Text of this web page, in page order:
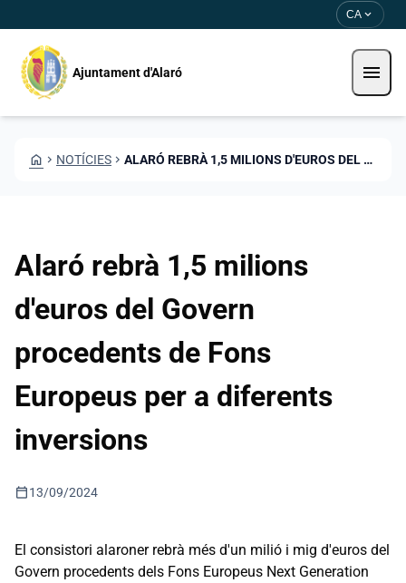
CA expand_more
Ajuntament d'Alaró menu
HOME CHEVRON_RIGHT NOTÍCIES CHEVRON_RIGHT ALARÓ REBRÀ 1,5 MILIONS D'EUROS DEL GOVERN PROCEDENTS DE FONS EUROPEUS PER A DIFERENTS INVERSIONS
Alaró rebrà 1,5 milions
d'euros del Govern
procedents de Fons
Europeus per a diferents
inversions
calendar_today13/09/2024
El consistori alaroner rebrà més d'un milió i mig d'euros del
Govern procedents dels Fons Europeus Next Generation